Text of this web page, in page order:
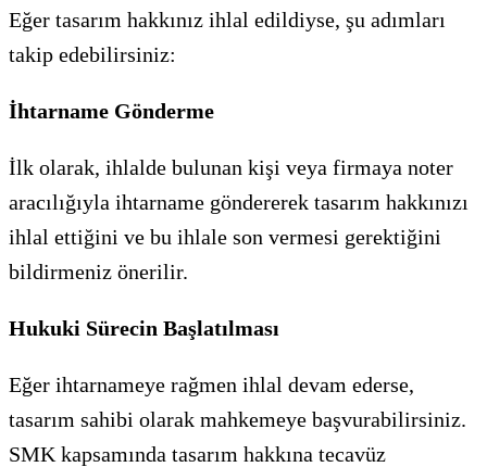
Eğer tasarım hakkınız ihlal edildiyse, şu adımları
takip edebilirsiniz:
İhtarname Gönderme
İlk olarak, ihlalde bulunan kişi veya firmaya noter
aracılığıyla ihtarname göndererek tasarım hakkınızı
ihlal ettiğini ve bu ihlale son vermesi gerektiğini
bildirmeniz önerilir.
Hukuki Sürecin Başlatılması
Eğer ihtarnameye rağmen ihlal devam ederse,
tasarım sahibi olarak mahkemeye başvurabilirsiniz.
SMK kapsamında tasarım hakkına tecavüz